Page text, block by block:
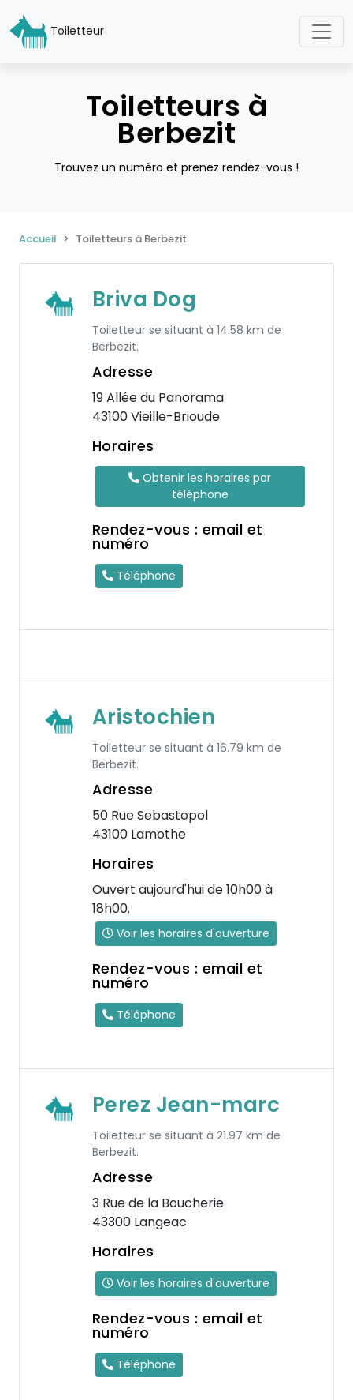
Toiletteur
Toiletteurs à
Berbezit
Trouvez un numéro et prenez rendez-vous !
Accueil Toiletteurs à Berbezit
Briva Dog
Toiletteur se situant à 14.58 km de
Berbezit.
Adresse
19 Allée du Panorama
43100 Vieille-Brioude
Horaires
Obtenir les horaires par
téléphone
Rendez-vous : email et
numéro
Téléphone
Aristochien
Toiletteur se situant à 16.79 km de
Berbezit.
Adresse
50 Rue Sebastopol
43100 Lamothe
Horaires
Ouvert aujourd'hui de 10h00 à
18h00.
Voir les horaires d'ouverture
Rendez-vous : email et
numéro
Téléphone
Perez Jean-marc
Toiletteur se situant à 21.97 km de
Berbezit.
Adresse
3 Rue de la Boucherie
43300 Langeac
Horaires
Voir les horaires d'ouverture
Rendez-vous : email et
numéro
Téléphone